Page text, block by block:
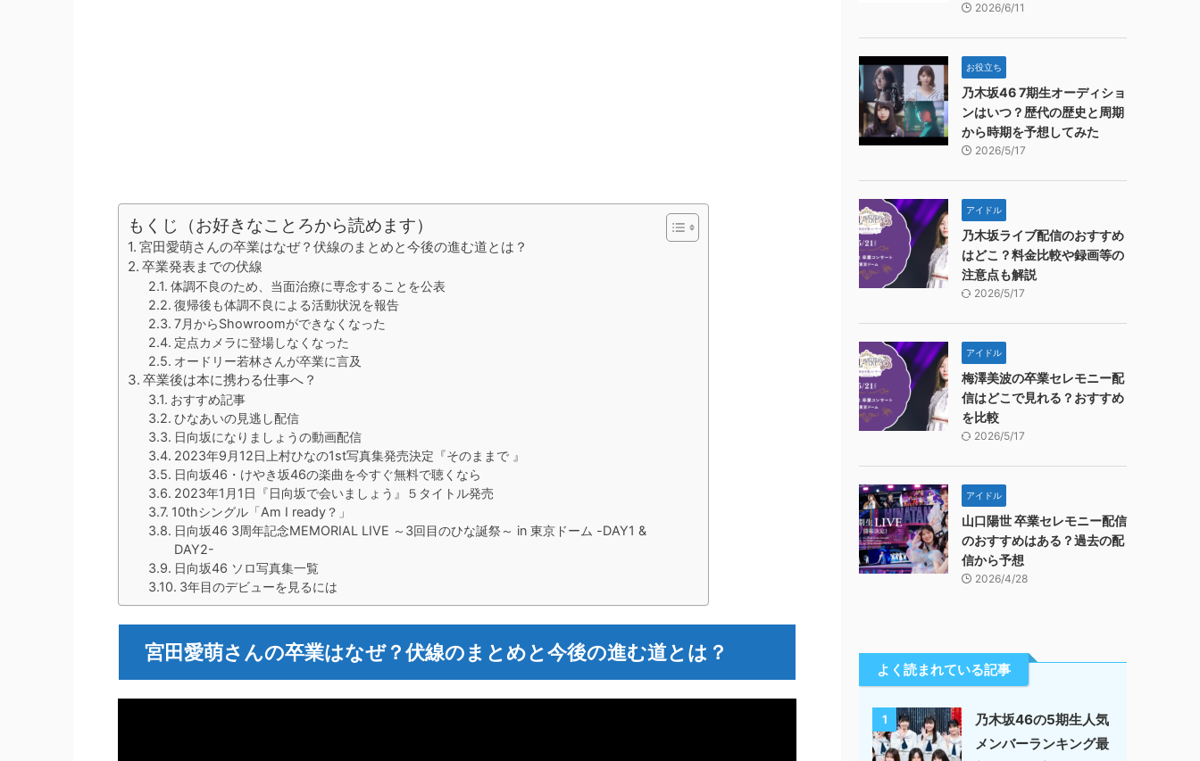
もくじ（お好きなことろから読めます）
宮田愛萌さんの卒業はなぜ？伏線のまとめと今後の進む道とは？
卒業発表までの伏線
体調不良のため、当面治療に専念することを公表
復帰後も体調不良による活動状況を報告
7月からShowroomができなくなった
定点カメラに登場しなくなった
オードリー若林さんが卒業に言及
卒業後は本に携わる仕事へ？
おすすめ記事
ひなあいの見逃し配信
日向坂になりましょうの動画配信
2023年9月12日上村ひなの1st写真集発売決定『そのままで 』
日向坂46・けやき坂46の楽曲を今すぐ無料で聴くなら
2023年1月1日『日向坂で会いましょう』５タイトル発売
10thシングル「Am I ready？」
日向坂46 3周年記念MEMORIAL LIVE ～3回目のひな誕祭～ in 東京ドーム -DAY1 &
DAY2-
日向坂46 ソロ写真集一覧
3年目のデビューを見るには
宮田愛萌さんの卒業はなぜ？伏線のまとめと今後の進む道とは？
2026/6/11
お役立ち
乃木坂46 7期生オーディショ
ンはいつ？歴代の歴史と周期
から時期を予想してみた
2026/5/17
アイドル
乃木坂ライブ配信のおすすめ
はどこ？料金比較や録画等の
注意点も解説
2026/5/17
アイドル
梅澤美波の卒業セレモニー配
信はどこで見れる？おすすめ
を比較
2026/5/17
アイドル
山口陽世 卒業セレモニー配信
のおすすめはある？過去の配
信から予想
2026/4/28
よく読まれている記事
1
乃木坂46の5期生人気
メンバーランキング最